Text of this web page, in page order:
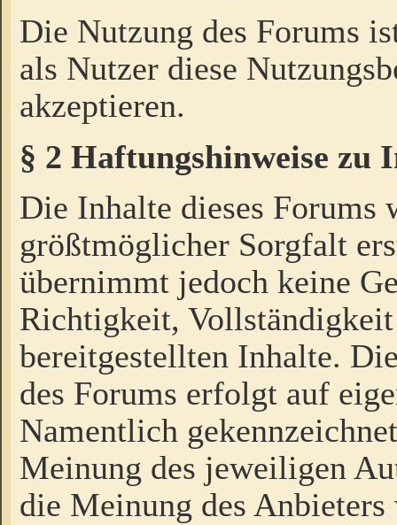
Die Nutzung des Forums
als Nutzer diese
akzeptieren.
§ 2 Haftungshinweise zu
Die Inhalte dieses Forums
größtmöglicher Sorgfalt
übernimmt jedoch keine
Richtigkeit,
bereitgestellten Inhalte.
des Forums erfolgt auf
Namentlich
Meinung des jeweiligen
die Meinung des Anbieters